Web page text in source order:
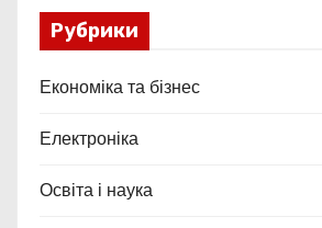
Рубрики
Економіка та бізнес
Електроніка
Освіта і наука